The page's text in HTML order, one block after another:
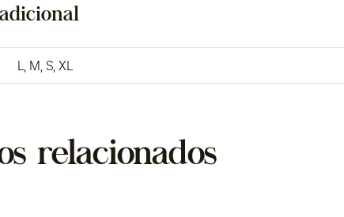
L, M, S, XL
relacionados